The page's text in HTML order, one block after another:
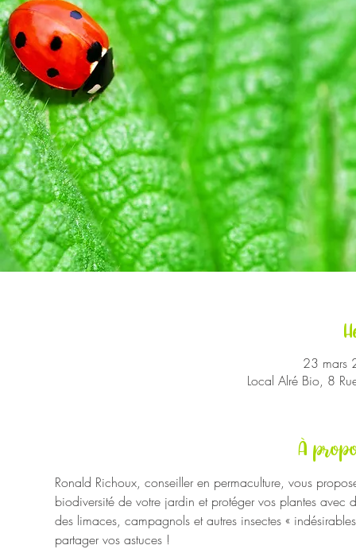
23
Local Alré Bio, 8
À
Ronald Richoux, conseiller en permaculture, vous
biodiversité de votre jardin et protéger vos plantes avec
des limaces, campagnols et autres insectes «
partager vos astuces !